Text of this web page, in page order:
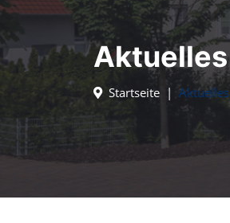
Aktuelles
Startseite Aktuelles